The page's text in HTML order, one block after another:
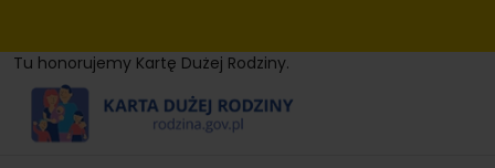
Tu honorujemy Kartę Dużej Rodziny.